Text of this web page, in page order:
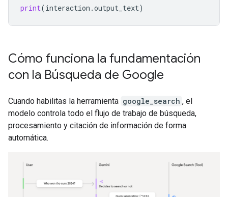
print(interaction .output_text)
Cómo funciona la fundamentación
con la Búsqueda de Google
Cuando habilitas la herramienta google_search , el
modelo controla todo el flujo de trabajo de búsqueda,
procesamiento y citación de información de forma
automática.